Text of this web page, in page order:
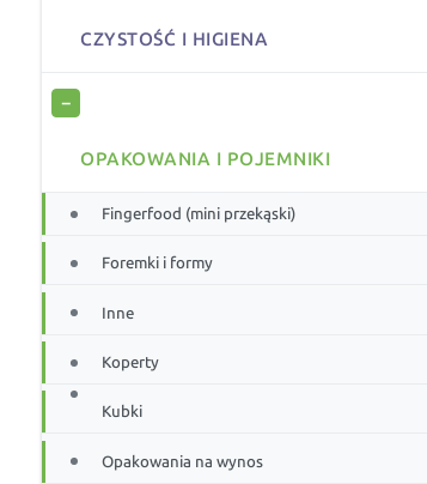
CZYSTOŚĆ I HIGIENA
−
OPAKOWANIA I POJEMNIKI
Fingerfood (mini przekąski)
Foremki i formy
Inne
Koperty
Kubki
Opakowania na wynos